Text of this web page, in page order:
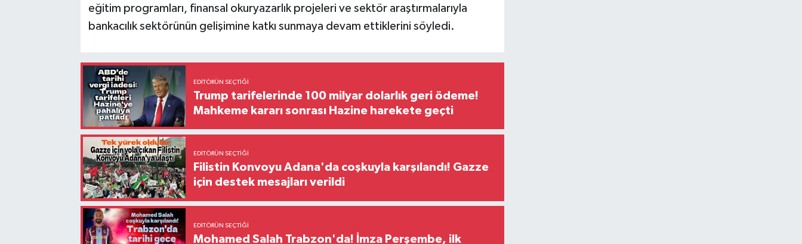
eğitim programları, finansal okuryazarlık projeleri ve sektör araştırmalarıyla
bankacılık sektörünün gelişimine katkı sunmaya devam ettiklerini söyledi.
EDITÖRÜN SEÇTIĞI
Trump tarifelerinde 100 milyar dolarlık geri ödeme!
Mahkeme kararı sonrası Hazine harekete geçti
EDITÖRÜN SEÇTIĞI
Filistin Konvoyu Adana'da coşkuyla karşılandı! Gazze
için destek mesajları verildi
EDITÖRÜN SEÇTIĞI
Mohamed Salah Trabzon'da! İmza Perşembe, ilk